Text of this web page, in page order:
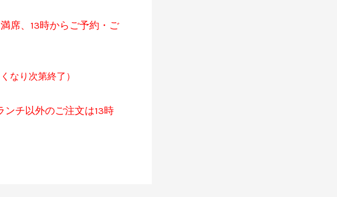
席、13時からご予約・ご
なり次第終了）
ンチ以外のご注文は13時